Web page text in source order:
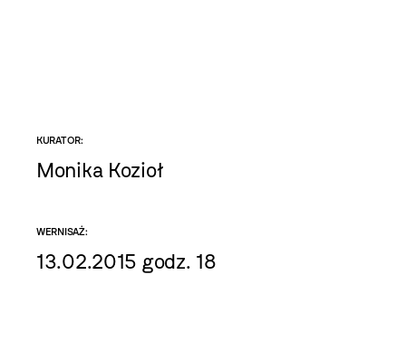
KURATOR:
Monika Kozioł
WERNISAŻ:
13.02.2015 godz. 18